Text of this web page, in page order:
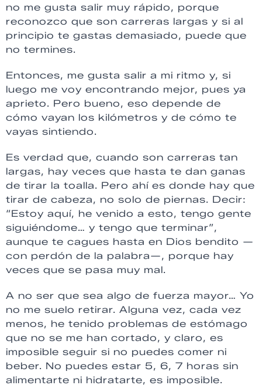
no me gusta salir muy rápido, porque
reconozco que son carreras largas y si al
principio te gastas demasiado, puede que
no termines.
Entonces, me gusta salir a mi ritmo y, si
luego me voy encontrando mejor, pues ya
aprieto. Pero bueno, eso depende de
cómo vayan los kilómetros y de cómo te
vayas sintiendo.
Es verdad que, cuando son carreras tan
largas, hay veces que hasta te dan ganas
de tirar la toalla. Pero ahí es donde hay que
tirar de cabeza, no solo de piernas. Decir:
“Estoy aquí, he venido a esto, tengo gente
siguiéndome… y tengo que terminar”,
aunque te cagues hasta en Dios bendito —
con perdón de la palabra—, porque hay
veces que se pasa muy mal.
A no ser que sea algo de fuerza mayor… Yo
no me suelo retirar. Alguna vez, cada vez
menos, he tenido problemas de estómago
que no se me han cortado, y claro, es
imposible seguir si no puedes comer ni
beber. No puedes estar 5, 6, 7 horas sin
alimentarte ni hidratarte, es imposible.